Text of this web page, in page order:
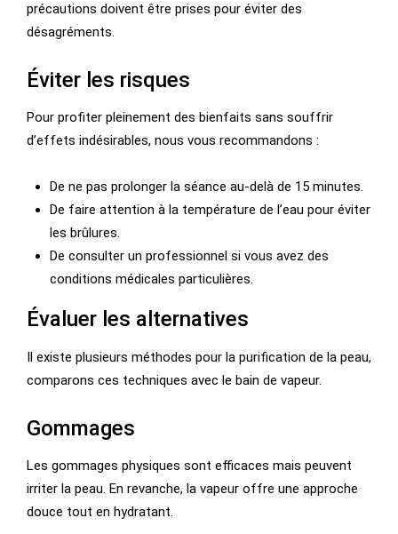
précautions doivent être prises pour éviter des
désagréments.
Éviter les risques
Pour profiter pleinement des bienfaits sans souffrir
d’effets indésirables, nous vous recommandons :
De ne pas prolonger la séance au-delà de 15 minutes.
De faire attention à la température de l’eau pour éviter
les brûlures.
De consulter un professionnel si vous avez des
conditions médicales particulières.
Évaluer les alternatives
Il existe plusieurs méthodes pour la purification de la peau,
comparons ces techniques avec le bain de vapeur.
Gommages
Les gommages physiques sont efficaces mais peuvent
irriter la peau. En revanche, la vapeur offre une approche
douce tout en hydratant.